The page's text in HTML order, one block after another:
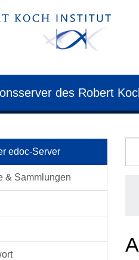
des Robert
edoc-Server
& Sammlungen